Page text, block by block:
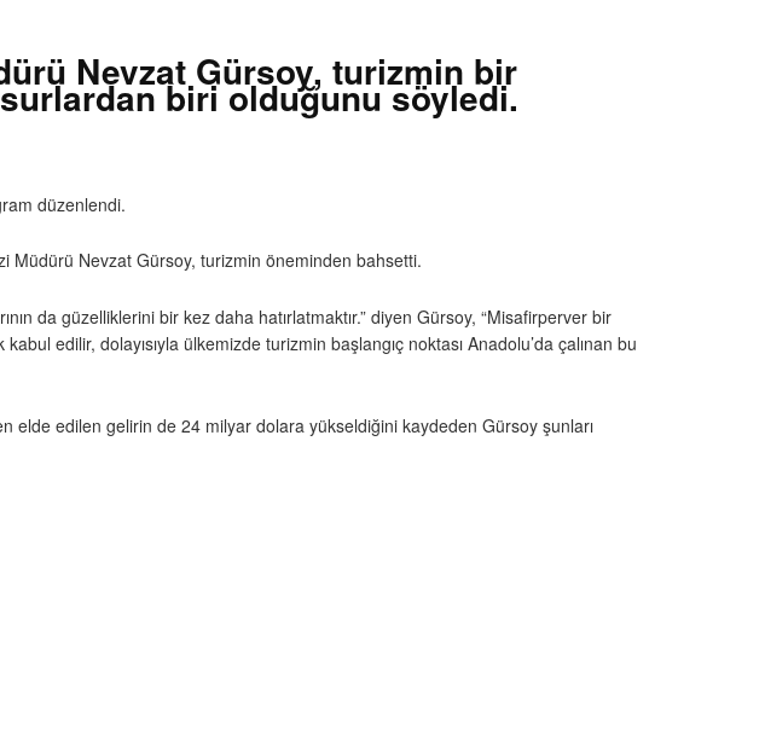
Nevzat Gürsoy, turizmin bir
biri olduğunu söyledi.
düzenlendi.
Müdürü Nevzat Gürsoy, turizmin öneminden bahsetti.
da güzelliklerini bir kez daha hatırlatmaktır.” diyen Gürsoy, “Misafirperver bir
edilir, dolayısıyla ülkemizde turizmin başlangıç noktası Anadolu’da çalınan bu
elde edilen gelirin de 24 milyar dolara yükseldiğini kaydeden Gürsoy şunları